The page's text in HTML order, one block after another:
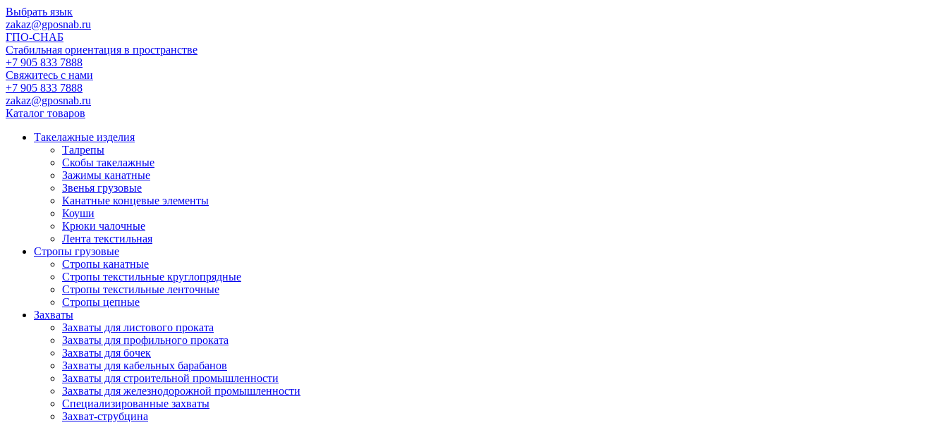
Выбрать язык
zakaz@gposnab.ru
ГПО-СНАБ
Стабильная ориентация в пространстве
+7 905 833 7888
Свяжитесь с нами
+7 905 833 7888
zakaz@gposnab.ru
Каталог товаров
Такелажные изделия
Талрепы
Скобы такелажные
Зажимы канатные
Звенья грузовые
Канатные концевые элементы
Коуши
Крюки чалочные
Лента текстильная
Стропы грузовые
Стропы канатные
Стропы текстильные круглопрядные
Стропы текстильные ленточные
Стропы цепные
Захваты
Захваты для листового проката
Захваты для профильного проката
Захваты для бочек
Захваты для кабельных барабанов
Захваты для строительной промышленности
Захваты для железнодорожной промышленности
Специализированные захваты
Захват-струбцина